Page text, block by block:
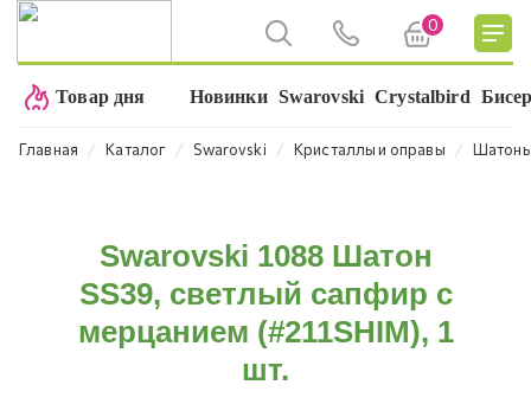
0
Товар дня Новинки Swarovski Crystalbird
Главная ⁄ Каталог ⁄ Swarovski ⁄ Кристаллы и оправы ⁄
Swarovski 1088 Шатон
SS39, светлый сапфир с
мерцанием (#211SHIM), 1
шт.